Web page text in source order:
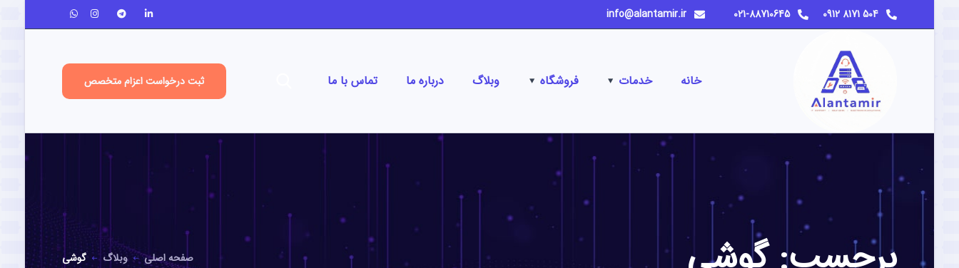
021-88710645
خانه خدمات فروشگاه وبلاگ درباره ما تماس با ما ثبت درخواست اعزام متخصص
صفحه اصلی وبلاگ گوشی